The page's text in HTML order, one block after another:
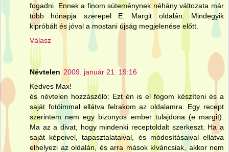
fogadni. Ennek a finom süteménynek néhány változata már
több hónapja szerepel E. Margit oldalán. Mindegyik
kipróbált és jóval a mostani újság megjelenése előtt.
Válasz
Névtelen 2009. január 21. 19:16
Kedves Max!
és névtelen hozzászóló: Ezt én is el fogom készíteni és a
saját fotóimmal ellátva felrakom az oldalamra. Egy recept
szerintem nem egy bizonyos ember tulajdona (e margit).
Ma az a divat, hogy mindenki receptoldalt szerkeszt. Ha a
saját képeivel, tapasztalataival, és módosításaival ellátva
elhelyezi az oldalán, és arra mások kíváncsiak, akkor nem